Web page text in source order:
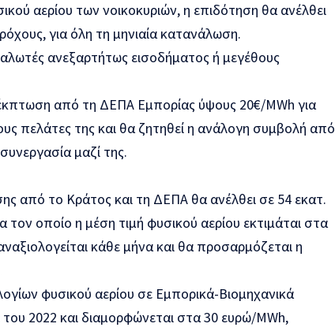
αερίου των νοικοκυριών, η επιδότηση θα ανέλθει
για όλη τη μηνιαία κατανάλωση.
ανεξαρτήτως εισοδήματος ή μεγέθους
από τη ΔΕΠΑ Εμπορίας ύψους 20€/MWh για
πελάτες της και θα ζητηθεί η ανάλογη συμβολή από
μαζί της.
από το Κράτος και τη ΔΕΠΑ θα ανέλθει σε 54 εκατ.
τον οποίο η μέση τιμή φυσικού αερίου εκτιμάται στα
κάθε μήνα και θα προσαρμόζεται η
φυσικού αερίου σε Εμπορικά-Βιομηχανικά
του 2022 και διαμορφώνεται στα 30 ευρώ/MWh,